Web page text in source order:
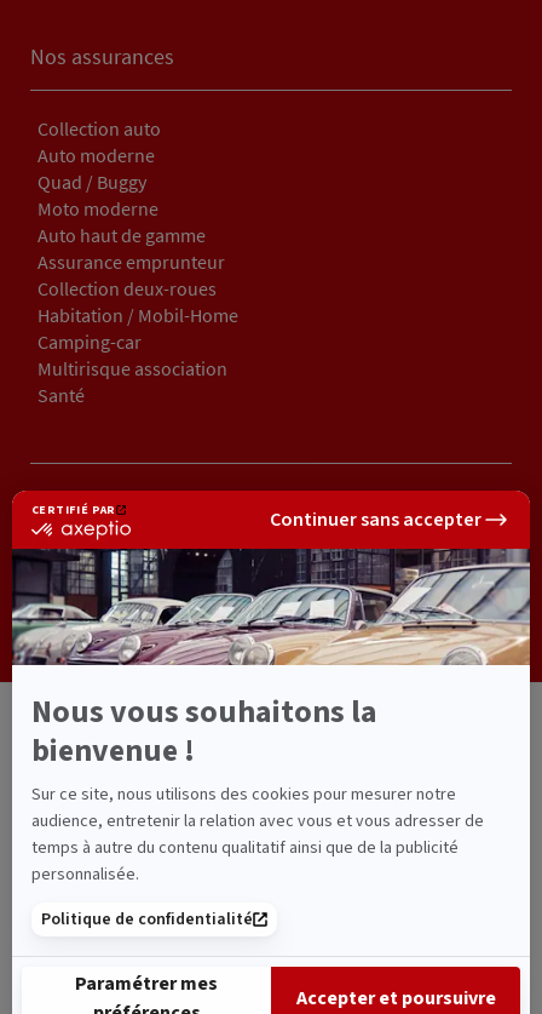
Nos assurances
Collection auto
Auto moderne
Quad / Buggy
Moto moderne
Auto haut de gamme
Assurance emprunteur
Collection deux-roues
Habitation / Mobil-Home
Camping-car
Multirisque association
Santé
Horaires
Du lundi au vendredi,
de 8h30 à 18h00.
Mentions légales
Paiement sécurisé
Cabinet d'Assurances Thérond - 679 Avenue Charles de Gaulle -
46400 Saint-Céré